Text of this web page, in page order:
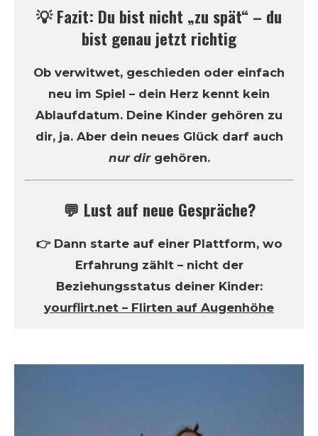
💡 Fazit: Du bist nicht „zu spät“ – du
bist genau jetzt richtig
Ob verwitwet, geschieden oder einfach
neu im Spiel – dein Herz kennt kein
Ablaufdatum. Deine Kinder gehören zu
dir, ja. Aber dein neues Glück darf auch
nur dirgehören.
💬 Lust auf neue Gespräche?
👉 Dann starte auf einer Plattform, wo
Erfahrung zählt – nicht der
Beziehungsstatus deiner Kinder:
yourflirt.net – Flirten auf Augenhöhe